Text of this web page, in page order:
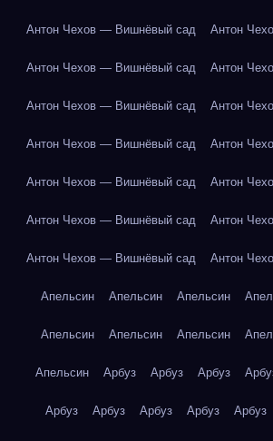
Антон Чехов — Вишнёвый сад Антон
Антон Чехов — Вишнёвый сад Антон
Антон Чехов — Вишнёвый сад Антон
Антон Чехов — Вишнёвый сад Антон
Антон Чехов — Вишнёвый сад Антон
Антон Чехов — Вишнёвый сад Антон
Антон Чехов — Вишнёвый сад Антон
Апельсин Апельсин Апельсин
Апельсин Апельсин Апельсин
Апельсин Арбуз Арбуз Арбуз
Арбуз Арбуз Арбуз Арбуз Арбуз